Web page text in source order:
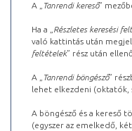
A „ Tanrendi kereső”
Ha a „ Részletes keresési
való kattintás után
feltételek” rész után
A „ Tanrendi böngésző”
lehet elkezdeni (oktatók,
A böngésző és a kereső
(egyszer az emelkedő,